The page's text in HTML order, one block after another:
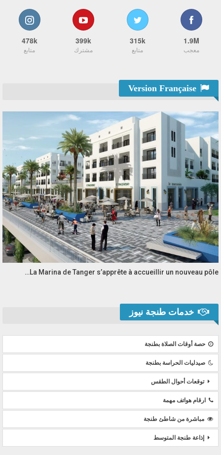
1.9M
معجب
315k
متابع
399k
مشترك
478k
متابع
La Marina de Tanger s’apprête à accueillir un nouveau pôle…
خدمات طنجة نيوز
حصة أوقات الصلاة بطنجة
صيدليات الحراسة بطنجة
توقعات أحوال الطقس
ارقام هواتف مهمة
مباشرة من شاطئ طنجة
إذاعة طنجة المتوسط